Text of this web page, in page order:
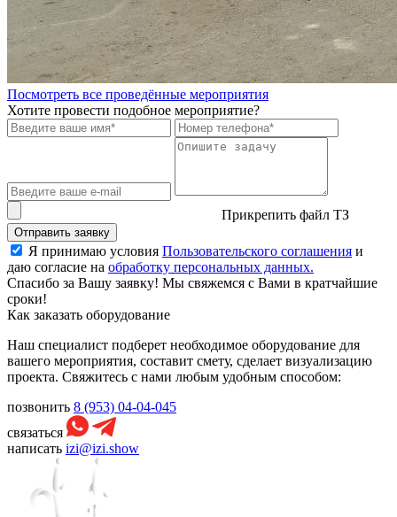
Посмотреть все проведённые мероприятия
Хотите провести подобное мероприятие?
Прикрепить файл ТЗ
Отправить заявку
Я принимаю условия Пользовательского соглашения и
даю согласие на обработку персональных данных.
Спасибо за Вашу заявку! Мы свяжемся с Вами в кратчайшие
сроки!
Как заказать оборудование
Наш специалист подберет необходимое оборудование для
вашего мероприятия, составит смету, сделает визуализацию
проекта. Свяжитесь с нами любым удобным способом:
позвонить 8 (953) 04-04-045
связаться
написать izi@izi.show